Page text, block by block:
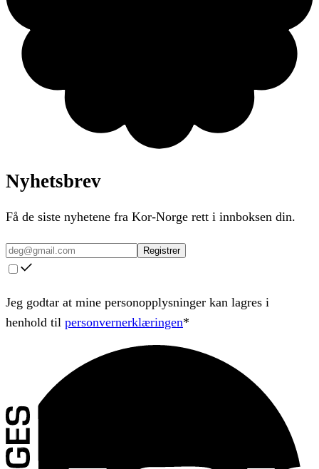
Nyhetsbrev
Få de siste nyhetene fra Kor-Norge rett i innboksen din.
Registrer
Jeg godtar at mine personopplysninger kan lagres i
henhold til personvernerklæringen*